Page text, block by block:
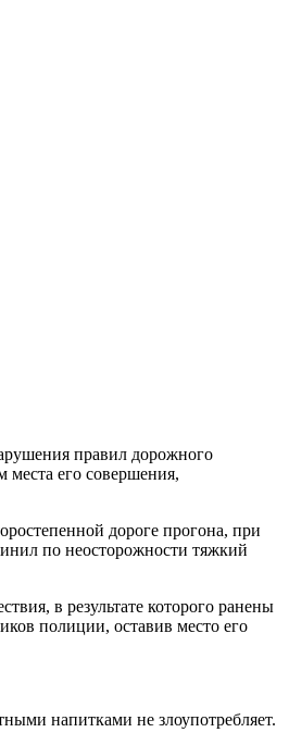
правил дорожного
места его совершения,
дороге прогона, при
по неосторожности тяжкий
в результате которого ранены
полиции, оставив место его
напитками не злоупотребляет.